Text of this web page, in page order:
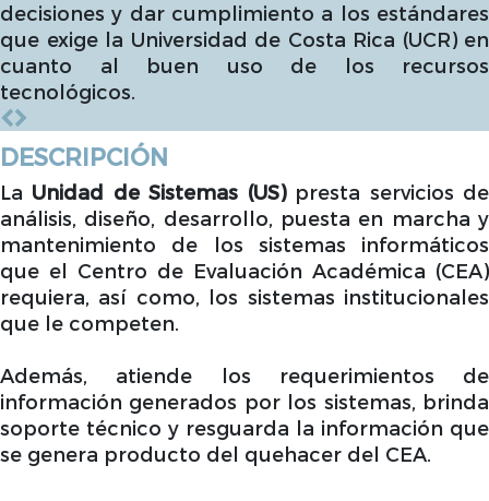
decisiones y dar cumplimiento a los estándares
que exige la Universidad de Costa Rica (UCR) en
cuanto al buen uso de los recursos
tecnológicos.
DESCRIPCIÓN
La Unidad de Sistemas (US)presta servicios de
análisis, diseño, desarrollo, puesta en marcha y
mantenimiento de los sistemas informáticos
que el Centro de Evaluación Académica (CEA)
requiera, así como, los sistemas institucionales
que le competen.
Además, atiende los requerimientos de
información generados por los sistemas, brinda
soporte técnico y resguarda la información que
se genera producto del quehacer del CEA.